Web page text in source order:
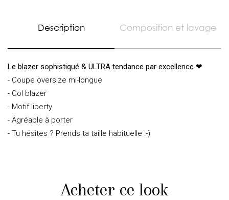
Description Composition et lavage
Le blazer sophistiqué & ULTRA tendance par excellence ❤
- Coupe oversize mi-longue
- Col blazer
- Motif liberty
- Agréable à porter
- Tu hésites ? Prends ta taille habituelle :-)
Acheter ce look